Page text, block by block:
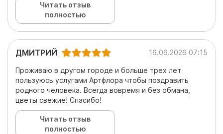
Читать отзыв
полностью
ДМИТРИЙ 16.06.2026 07:15
Проживаю в другом городе и больше трех лет
пользуюсь услугами Артфлора чтобы поздравить
родного человека. Всегда вовремя и без обмана,
цветы свежие! Спасибо!
Читать отзыв
полностью